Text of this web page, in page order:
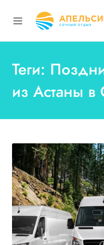
Теги:
из Астаны в